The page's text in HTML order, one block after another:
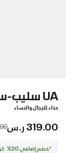
UA سليب-سبيد™ ميجا GID
حذاء للرجال والنساء
319.00 ر.س
*خصم إضافي 20%. كود الخصم: EXTRA20